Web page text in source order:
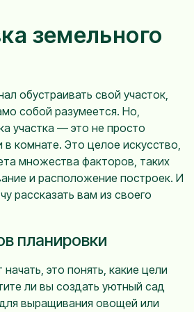
земельного
обустраивать свой участок,
собой разумеется. Но,
участка — это не просто
в комнате. Это целое искусство,
множества факторов, таких
и расположение построек. И
рассказать вам из своего
планировки
это понять, какие цели
ли вы создать уютный сад
выращивания овощей или